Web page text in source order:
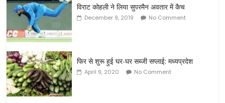
विराट कोहली ने लिया सुपरमैन अवतार में कैच
December 9, 2019 No Comment
फिर से शुरू हुई घर-घर सब्जी सप्लाई: मध्यप्रदेश
April 9, 2020 No Comment